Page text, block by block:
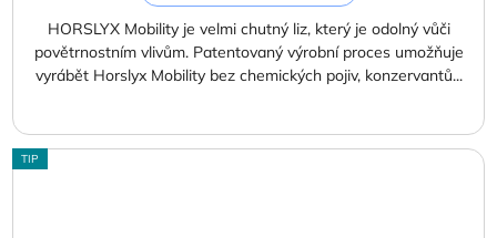
HORSLYX Mobility je velmi chutný liz, který je odolný vůči
povětrnostním vlivům. Patentovaný výrobní proces umožňuje
vyrábět Horslyx Mobility bez chemických pojiv, konzervantů...
TIP